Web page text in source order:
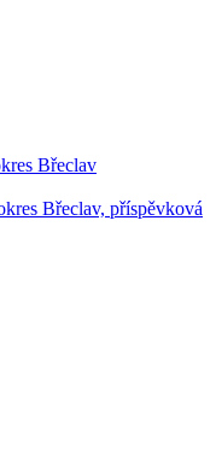
Břeclav
Břeclav, příspěvková